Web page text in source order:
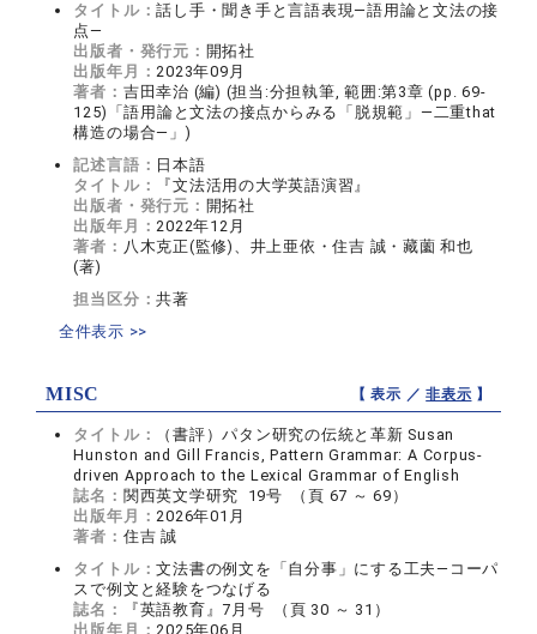
タイトル：話し手・聞き手と言語表現―語用論と文法の接
点―
出版者・発行元： 開拓社
出版年月：2023年09月
著者： 吉田幸治 (編) (担当:分担執筆, 範囲:第3章 (pp. 69-
125)「語用論と文法の接点からみる「脱規範」―二重that
構造の場合―」)
記述言語： 日本語
タイトル：
『文法活用の大学英語演習』
出版者・発行元： 開拓社
出版年月：2022年12月
著者： 八木克正(監修)、井上亜依・住吉 誠・藏薗 和也
(著)
担当区分：共著
全件表示 >>
MISC 【 表示 ／非表示 】
タイトル：
（書評）パタン研究の伝統と革新 Susan
Hunston and Gill Francis, Pattern Grammar: A Corpus-
driven Approach to the Lexical Grammar of English
誌名： 関西英文学研究 19号 （頁 67 ～ 69）
出版年月：2026年01月
著者： 住吉 誠
タイトル：文法書の例文を「自分事」にする工夫―コーパ
スで例文と経験をつなげる
誌名：
『英語教育』7月号 （頁 30 ～ 31）
出版年月： 2025年06月